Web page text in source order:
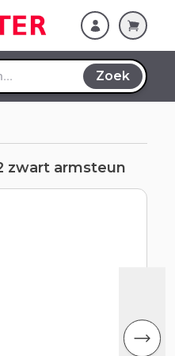
Zoek
zwart armsteun